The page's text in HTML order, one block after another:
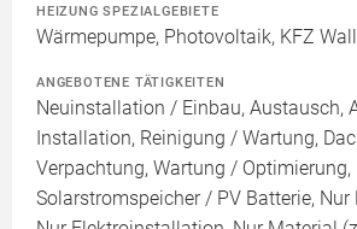
HEIZUNG SPEZIALGEBIETE
Wärmepumpe, Photovoltaik, KFZ
ANGEBOTENE TÄTIGKEITEN
Neuinstallation / Einbau, Austausch,
Installation, Reinigung / Wartung,
Verpachtung, Wartung / Optimierung,
Solarstromspeicher / PV Batterie,